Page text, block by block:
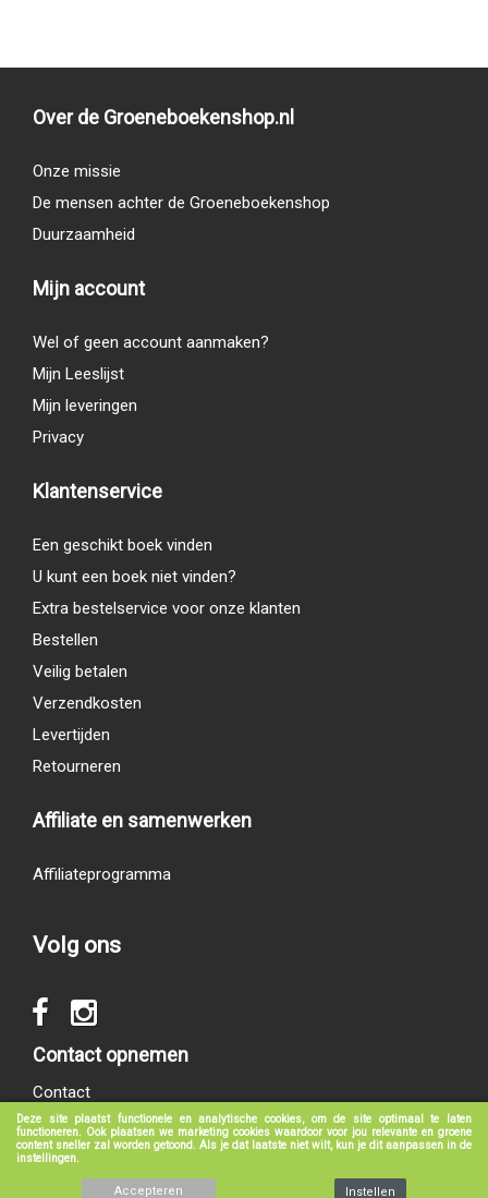
Deze site plaatst functionele en analytische cookies, om de site optimaal te laten
functioneren. Ook plaatsen we marketing cookies waardoor voor jou relevante en groene
content sneller zal worden getoond. Als je dat laatste niet wilt, kun je dit aanpassen in de
instellingen.
Accepteren Instellen
Over de Groeneboekenshop.nl
Onze missie
De mensen achter de Groeneboekenshop
Duurzaamheid
Mijn account
Wel of geen account aanmaken?
Mijn Leeslijst
Mijn leveringen
Privacy
Klantenservice
Een geschikt boek vinden
U kunt een boek niet vinden?
Extra bestelservice voor onze klanten
Bestellen
Veilig betalen
Verzendkosten
Levertijden
Retourneren
Affiliate en samenwerken
Affiliateprogramma
Volg ons
Contact opnemen
Contact
Algemene voorwaarden
Privacy verklaring | Disclaimer